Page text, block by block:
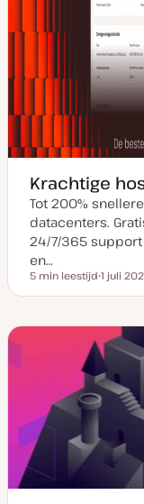
Krachtige
Tot 200%
datacenters.
24/7/365 support
en…
Leestijd
5 min leestijd
a
u
v
a
n
u
p
d
e
1 juli